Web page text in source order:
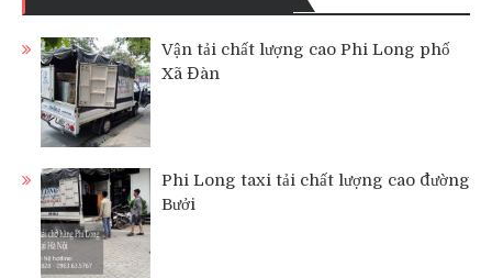
Vận tải chất lượng cao Phi Long phố
Xã Đàn
Phi Long taxi tải chất lượng cao đường
Bưởi